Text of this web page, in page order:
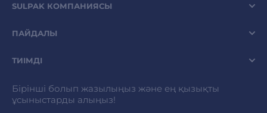
SULPAK КОМПАНИЯСЫ
ПАЙДАЛЫ
ТИІМДІ
Бірінші болып жазылыңыз және ең қызықты
ұсыныстарды алыңыз!